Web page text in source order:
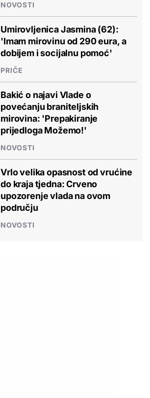
NOVOSTI
Umirovljenica Jasmina (62):
'Imam mirovinu od 290 eura, a
dobijem i socijalnu pomoć'
PRIČE
Bakić o najavi Vlade o
povećanju braniteljskih
mirovina: 'Prepakiranje
prijedloga Možemo!'
NOVOSTI
Vrlo velika opasnost od vrućine
do kraja tjedna: Crveno
upozorenje vlada na ovom
području
NOVOSTI